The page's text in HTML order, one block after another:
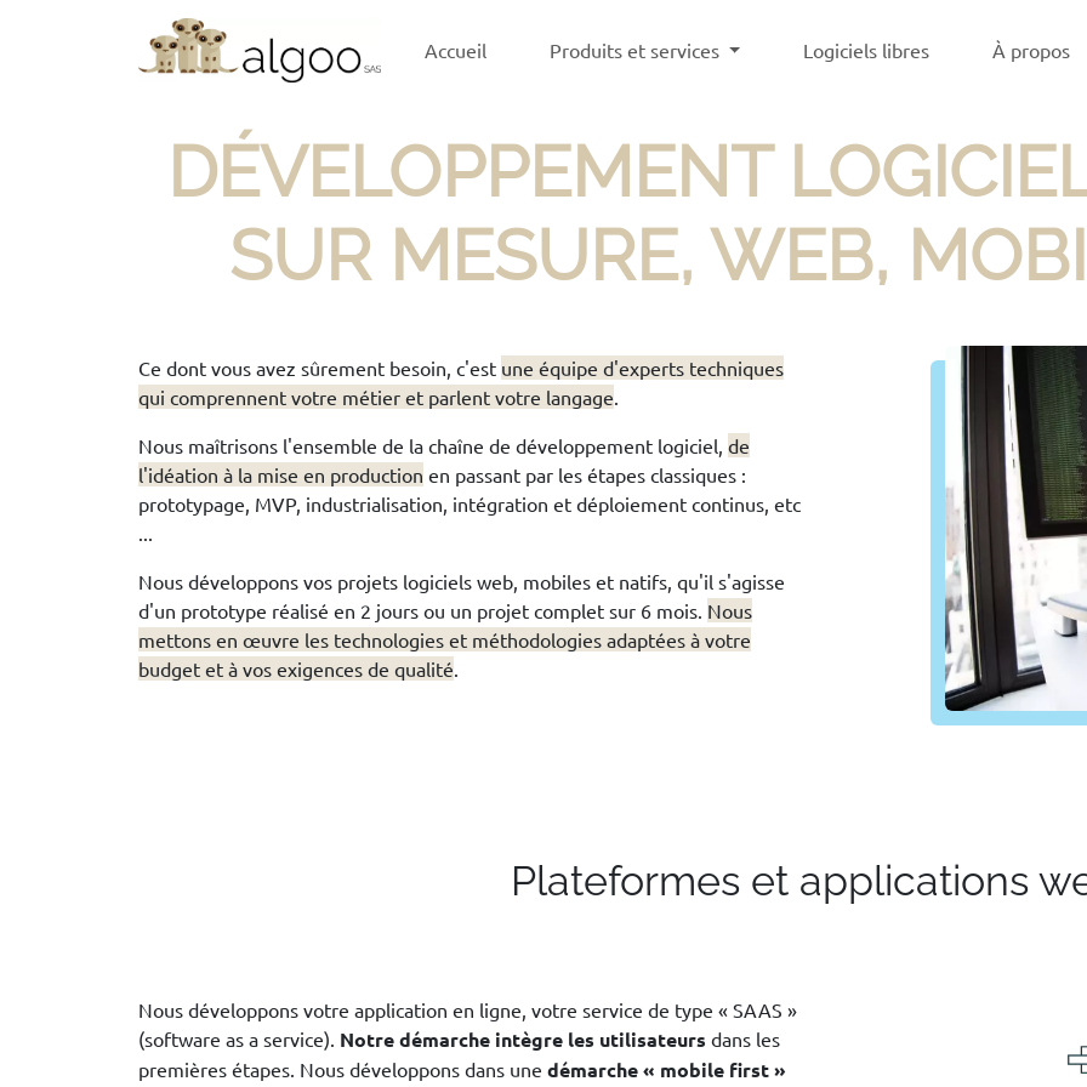
Accueil Produits et services Logiciels libres À propos
DÉVELOPPEMENT
SUR MESURE, WEB,
Ce dont vous avez sûrement besoin, c'est une équipe d'experts techniques
qui comprennent votre métier et parlent votre langage.
Nous maîtrisons l'ensemble de la chaîne de développement logiciel, de
l'idéation à la mise en production en passant par les étapes classiques :
prototypage, MVP, industrialisation, intégration et déploiement continus, etc
...
Nous développons vos projets logiciels web, mobiles et natifs, qu'il s'agisse
d'un prototype réalisé en 2 jours ou un projet complet sur 6 mois. Nous
mettons en œuvre les technologies et méthodologies adaptées à votre
budget et à vos exigences de qualité.
Plateformes et applications
Nous développons votre application en ligne, votre service de type « SAAS »
(software as a service). Notre démarche intègre les utilisateurs dans les
premières étapes. Nous développons dans une démarche « mobile first »